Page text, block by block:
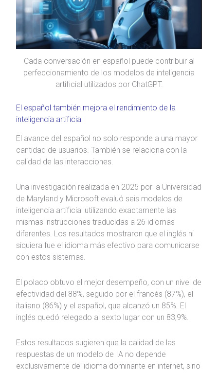
Cada conversación en español puede contribuir al
perfeccionamiento de los modelos de inteligencia
artificial utilizados por ChatGPT.
El español también mejora el rendimiento de la
inteligencia artificial
El avance del español no solo responde a una mayor
cantidad de usuarios. También se relaciona con la
calidad de las interacciones.
Una investigación realizada en 2025 por la Universidad
de Maryland y Microsoft evaluó seis modelos de
inteligencia artificial utilizando exactamente las
mismas instrucciones traducidas a 26 idiomas
diferentes. Los resultados mostraron que el inglés ni
siquiera fue el idioma más efectivo para comunicarse
con estos sistemas.
El polaco obtuvo el mejor desempeño, con un nivel de
efectividad del 88%, seguido por el francés (87%), el
italiano (86%) y el español, que alcanzó un 85%. El
inglés quedó relegado al sexto lugar con un 83,9%.
Estos resultados sugieren que la calidad de las
respuestas de un modelo de IA no depende
exclusivamente del idioma dominante en internet, sino